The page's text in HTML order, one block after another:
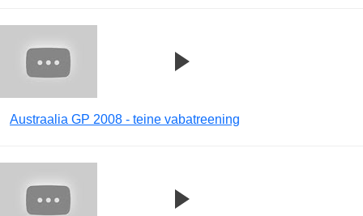
Austraalia GP 2008 - teine vabatreening